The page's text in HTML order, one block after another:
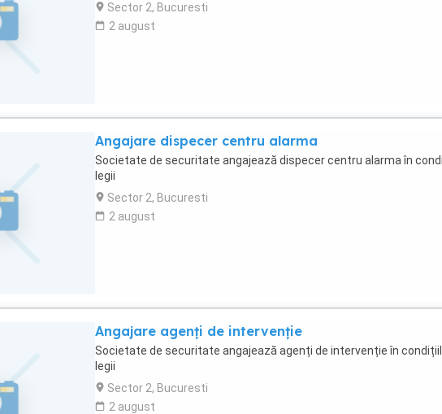
Sector 2, Bucuresti
2 august
Angajare dispecer centru alarma
Societate de securitate angajează dispecer centru alarma în
legii
Sector 2, Bucuresti
2 august
Angajare agenți de intervenție
Societate de securitate angajează agenți de intervenție în
legii
Sector 2, Bucuresti
2 august